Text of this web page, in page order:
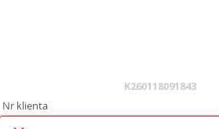
K260118091843
Nr klienta